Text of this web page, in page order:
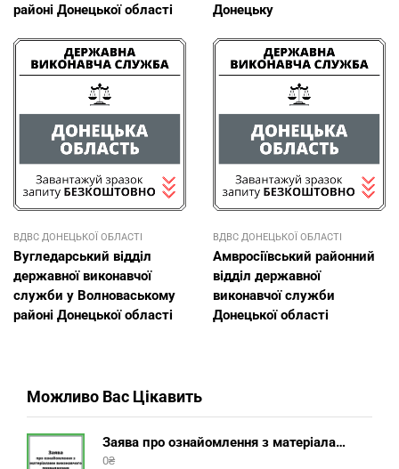
районі Донецької області
Донецьку
ВДВС ДОНЕЦЬКОЇ ОБЛАСТI
Вугледарський відділ
державної виконавчої
служби у Волноваському
районі Донецької області
ВДВС ДОНЕЦЬКОЇ ОБЛАСТI
Амвросіївський районний
відділ державної
виконавчої служби
Донецької області
Можливо Вас Цікавить
Заява про ознайомлення з матеріалами виконавчого провадження (зразок, шаблон 2025 року)
0₴